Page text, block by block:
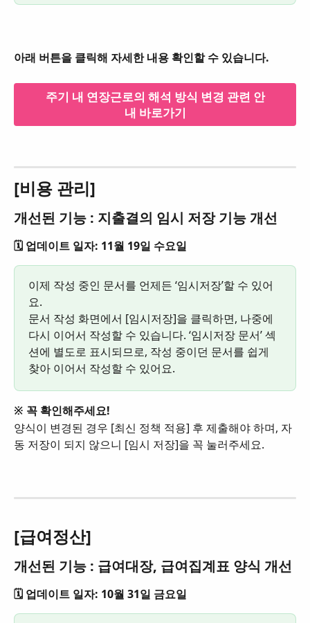
아래 버튼을 클릭해 자세한 내용 확인할 수 있습니다.
주기 내 연장근로의 해석 방식 변경 관련 안
내 바로가기
[비용 관리]
개선된 기능 : 지출결의 임시 저장 기능 개선
🗓️ 업데이트 일자: 11월 19일 수요일
이제 작성 중인 문서를 언제든 ‘임시저장’할 수 있어
요.
문서 작성 화면에서 [임시저장]을 클릭하면, 나중에
다시 이어서 작성할 수 있습니다. ‘임시저장 문서’ 섹
션에 별도로 표시되므로, 작성 중이던 문서를 쉽게
찾아 이어서 작성할 수 있어요.
※ 꼭 확인해주세요!
양식이 변경된 경우 [최신 정책 적용] 후 제출해야 하며, 자
동 저장이 되지 않으니 [임시 저장]을 꼭 눌러주세요.
[급여정산]
개선된 기능 : 급여대장, 급여집계표 양식 개선
🗓️ 업데이트 일자: 10월 31일 금요일